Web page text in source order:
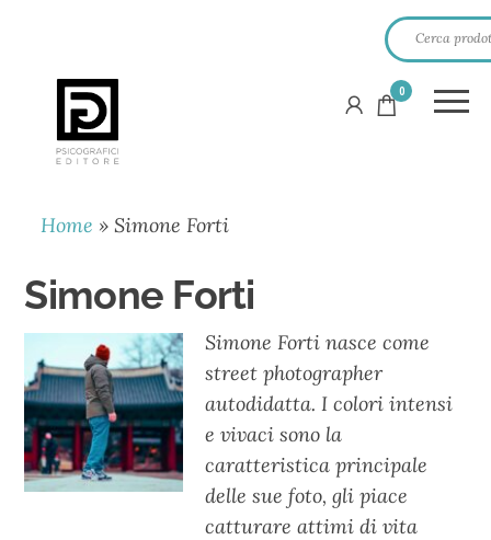
PSICOGRAFICI
EDITORE
0
Home »Simone Forti
Simone Forti
Simone Forti nasce come
street photographer
autodidatta. I colori intensi
e vivaci sono la
caratteristica principale
delle sue foto, gli piace
catturare attimi di vita